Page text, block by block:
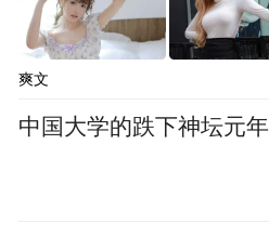
爽文
中国大学的跌下神坛元年